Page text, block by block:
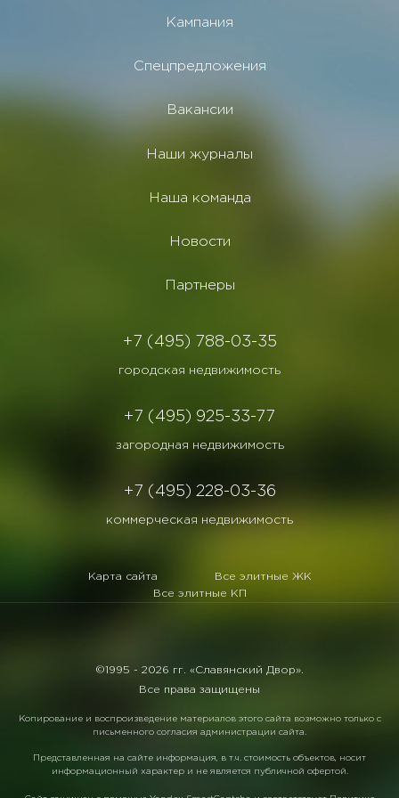
Кампания
Спецпредложения
Вакансии
Наши журналы
Наша команда
Новости
Партнеры
+7 (495) 788-03-35
городская недвижимость
+7 (495) 925-33-77
загородная недвижимость
+7 (495) 228-03-36
коммерческая недвижимость
Карта сайта
Все элитные ЖК
Все элитные КП
©1995 - 2026 гг. «Славянский Двор».
Все права защищены
Копирование и воспроизведение материалов этого сайта возможно только с
письменного согласия администрации сайта.
Представленная на сайте информация, в т.ч. стоимость объектов, носит
информационный характер и не является публичной офертой.